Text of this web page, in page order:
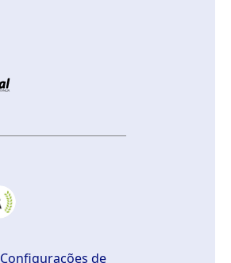
Configurações de